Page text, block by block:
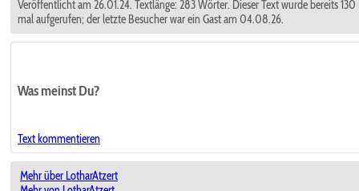
Veröffentlicht am 26.01.24. Textlänge: 283 Wörter. Dieser Text wurde bereits 130
mal aufgerufen; der letzte Besucher war ein Gast am 04.08.26.
Was meinst Du?
Text kommentieren
Mehr über LotharAtzert